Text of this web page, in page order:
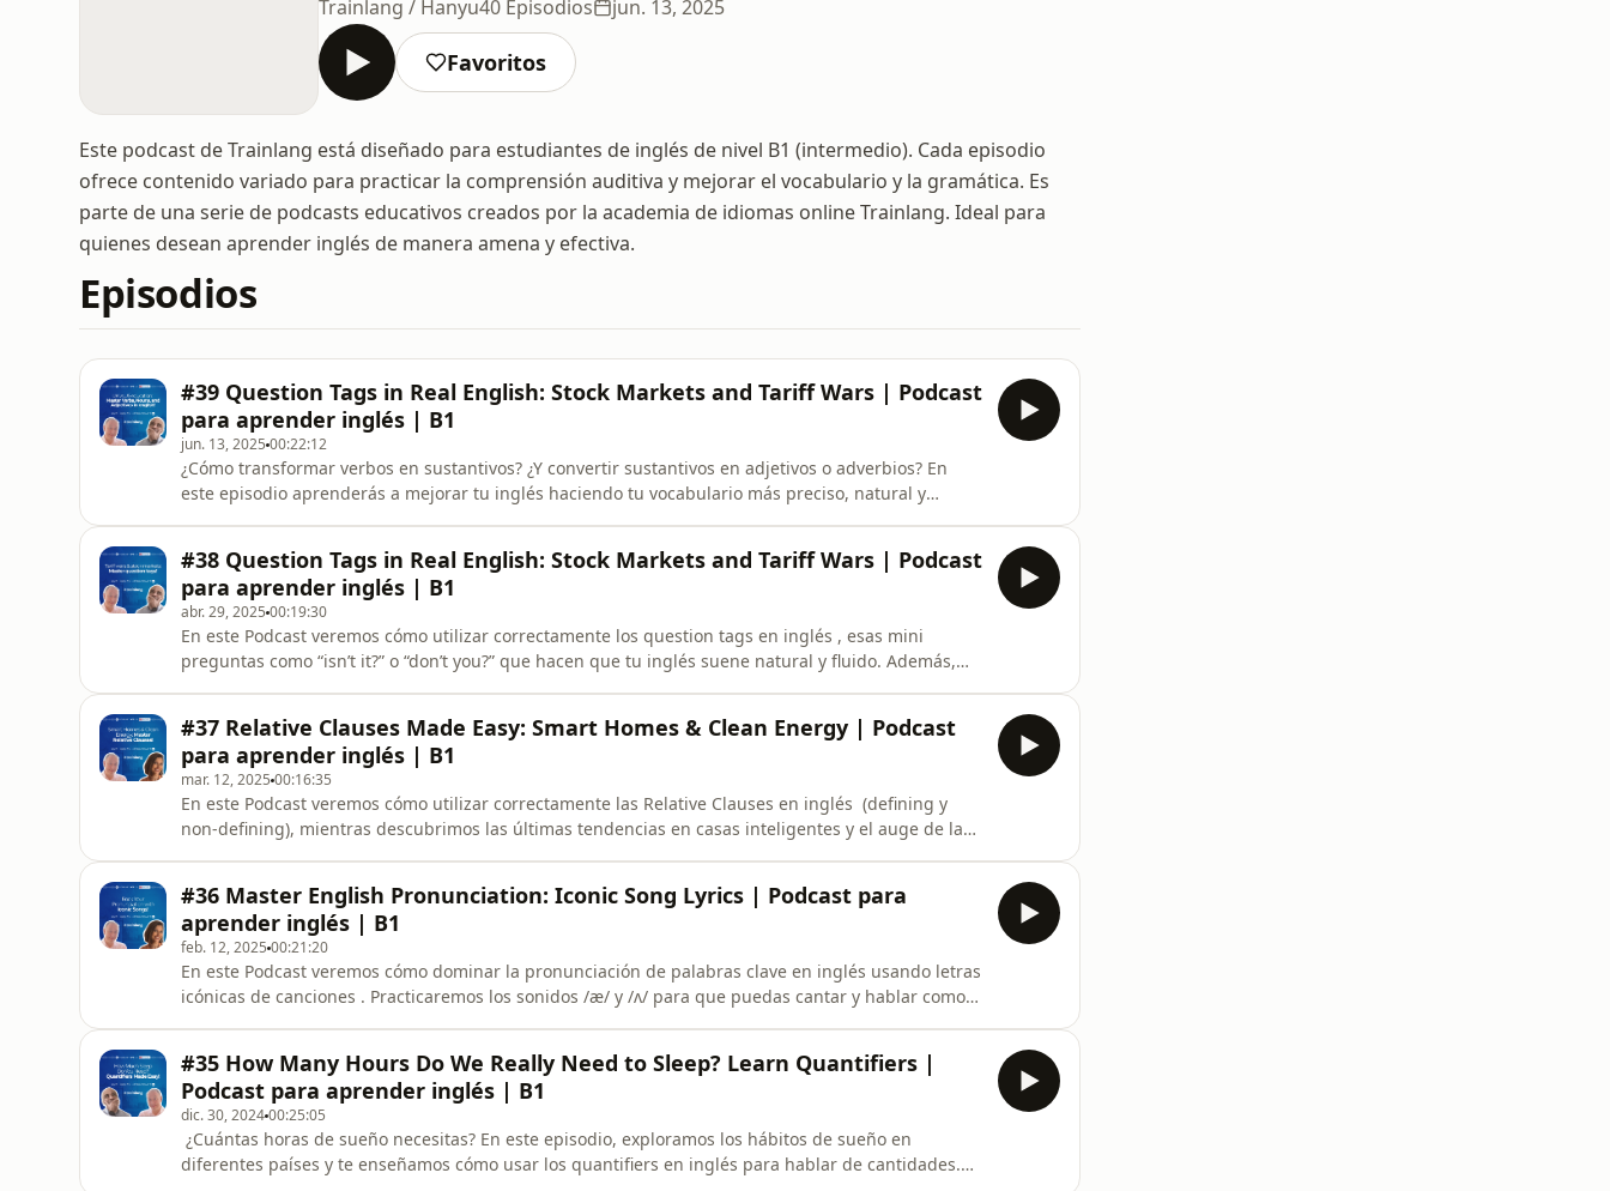
Trainlang / Hanyu40 Episodios jun. 13, 2025
Favoritos
Este podcast de Trainlang está diseñado para estudiantes de inglés de nivel B1 (intermedio). Cada episodio
ofrece contenido variado para practicar la comprensión auditiva y mejorar el vocabulario y la gramática. Es
parte de una serie de podcasts educativos creados por la academia de idiomas online Trainlang. Ideal para
quienes desean aprender inglés de manera amena y efectiva.
Episodios
#39 Question Tags in Real English: Stock Markets and Tariff Wars | Podcast
para aprender inglés | B1
jun. 13, 2025 00:22:12
¿Cómo transformar verbos en sustantivos? ¿Y convertir sustantivos en adjetivos o adverbios? En
este episodio aprenderás a mejorar tu inglés haciendo tu vocabulario más preciso, natural y
#38 Question Tags in Real English: Stock Markets and Tariff Wars | Podcast
para aprender inglés | B1
abr. 29, 2025 00:19:30
En este Podcast veremos cómo utilizar correctamente los question tags en inglés , esas mini
preguntas como “isn’t it?” o “don’t you?” que hacen que tu inglés suene natural y fluido. Además,
#37 Relative Clauses Made Easy: Smart Homes & Clean Energy | Podcast
para aprender inglés | B1
mar. 12, 2025 00:16:35
En este Podcast veremos cómo utilizar correctamente las Relative Clauses en inglés ‍ (defining y
non-defining), mientras descubrimos las últimas tendencias en casas inteligentes y el auge de las
#36 Master English Pronunciation: Iconic Song Lyrics | Podcast para
aprender inglés | B1
feb. 12, 2025 00:21:20
En este Podcast veremos cómo dominar la pronunciación de palabras clave en inglés usando letras
icónicas de canciones . Practicaremos los sonidos /æ/ y /ʌ/ para que puedas cantar y hablar como
#35 How Many Hours Do We Really Need to Sleep? Learn Quantifiers |
Podcast para aprender inglés | B1
dic. 30, 202400:25:05
️ ¿Cuántas horas de sueño necesitas? En este episodio, exploramos los hábitos de sueño en
diferentes países y te enseñamos cómo usar los quantifiers en inglés para hablar de cantidades.